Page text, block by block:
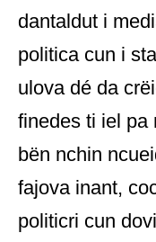
dantaldut i
politica cun i
ulova dé da
finedes ti iel pa
bën nchin
fajova inant,
politicri cun